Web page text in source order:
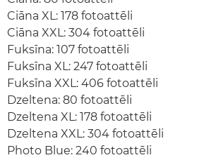
Ciāna XL: 178 fotoattēli
Ciāna XXL: 304 fotoattēli
Fuksīna: 107 fotoattēli
Fuksīna XL: 247 fotoattēli
Fuksīna XXL: 406 fotoattēli
Dzeltena: 80 fotoattēli
Dzeltena XL: 178 fotoattēli
Dzeltena XXL: 304 fotoattēli
Photo Blue: 240 fotoattēli